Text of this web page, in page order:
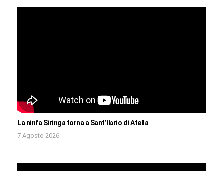
La ninfa Siringa torna a Sant’Ilario di Atella
7 Agosto 2026